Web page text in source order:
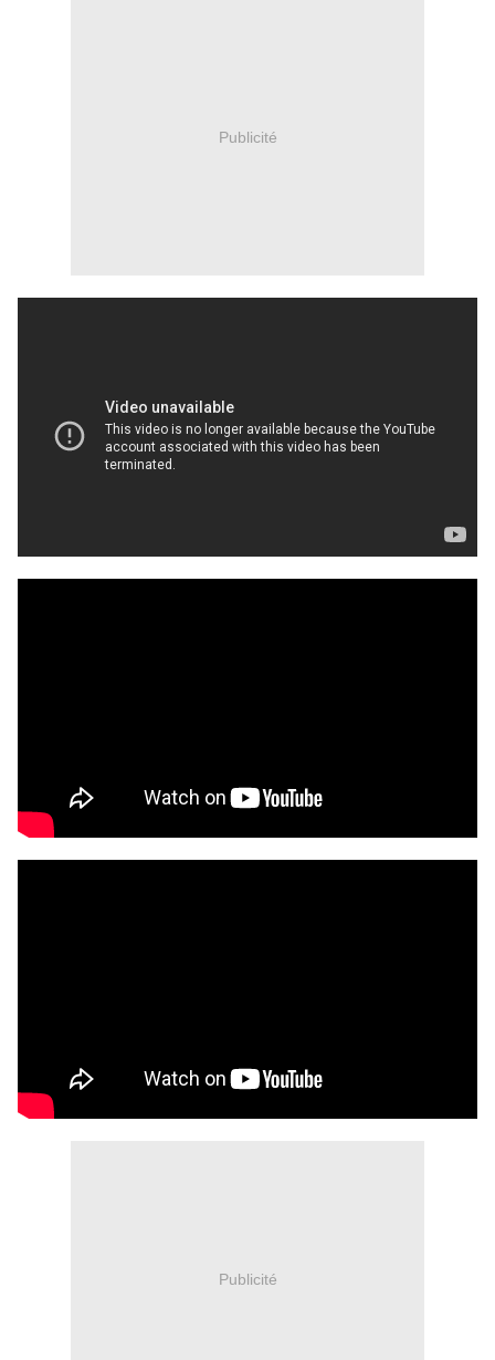
Publicité
Publicité